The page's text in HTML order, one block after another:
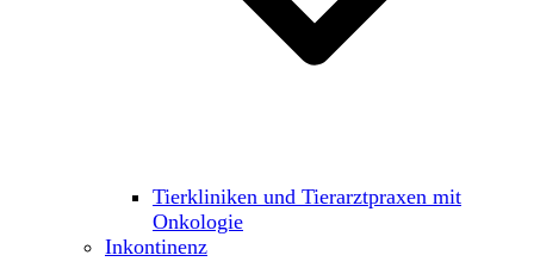
Tierkliniken und Tierarztpraxen mit
Onkologie
Inkontinenz